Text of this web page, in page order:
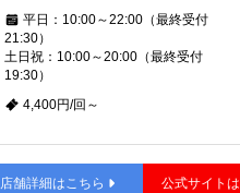
平日：10:00～22:00（最終受付
21:30）
土日祝：10:00～20:00（最終受付
19:30）
4,400円/回～
新宿
店舗詳細はこちら 公式サイト